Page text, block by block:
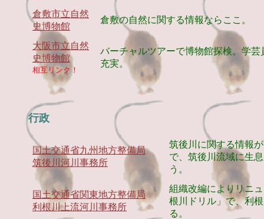
倉敷市立自然
史博物館
倉敷の自然に関する情報ならここ。
大阪市立自然
史博物館
相互リンク！
バーチャルツアーで博物館探検。学
充実。
行政
国土交通省九州地方整備局
筑後川河川事務所
筑後川に関する情報
で、筑後川流域に生
う。
国土交通省関東地方整備局
利根川上流河川事務所
組織改編によりリニ
根川ドリル」で、利
る。